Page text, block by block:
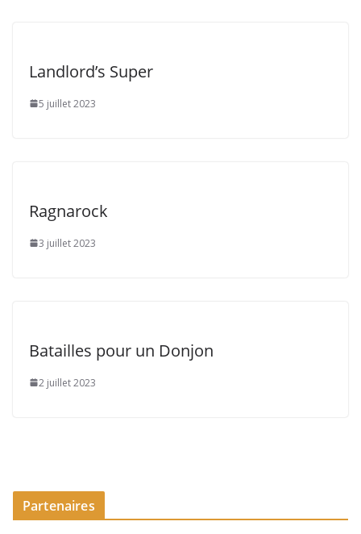
Landlord’s Super
5 juillet 2023
Ragnarock
3 juillet 2023
Batailles pour un Donjon
2 juillet 2023
Partenaires